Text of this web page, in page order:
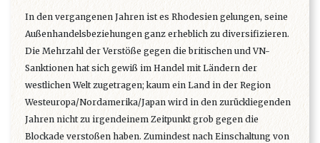
In den vergangenen Jahren ist es Rhodesien gelungen, seine
Außenhandelsbeziehungen ganz erheblich zu diversifizieren.
Die Mehrzahl der Verstöße gegen die britischen und VN-
Sanktionen hat sich gewiß im Handel mit Ländern der
westlichen Welt zugetragen; kaum ein Land in der Region
Westeuropa/Nordamerika/Japan wird in den zurückliegenden
Jahren nicht zu irgendeinem Zeitpunkt grob gegen die
Blockade verstoßen haben. Zumindest nach Einschaltung von